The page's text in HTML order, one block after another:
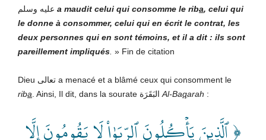
عليه وسلم a maudit celui qui consomme le riba, celui qui
le donne à consommer, celui qui en écrit le contrat, les
deux personnes qui en sont témoins, et il a dit : ils sont
pareillement impliqués » Fin de citation
Dieu تعالى a menacé et a blâmé ceux qui consomment le
riba . Ainsi, Il dit, dans la sourate البَقَرَة Al‑Baqarah :
﴿ ٱلَّذِينَ يَأۡكُلُونَ ٱلرِّبَوٰاْ لَا يَقُومُونَ إِلَّا